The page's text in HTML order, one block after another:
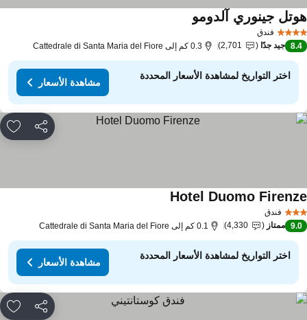
فندق
جينوري آلدومو
8.4 جيد جدًا 2,701 0.3 كم إلى Cattedrale di Santa Maria del Fiore
اختر التواريخ لمشاهدة الأسعار المحددة
مشاهدة الأسعار
مشاركة
فندق
Hotel Duomo
9.0 ممتاز 4,330 0.1 كم إلى Cattedrale di Santa Maria del Fiore
اختر التواريخ لمشاهدة الأسعار المحددة
مشاهدة الأسعار
مشاركة